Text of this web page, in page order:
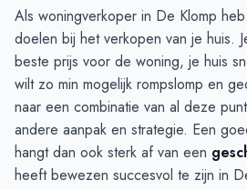
Als woningverkoper in De Klomp
doelen bij het verkopen van je huis.
beste prijs voor de woning, je huis
wilt zo min mogelijk rompslomp en
naar een combinatie van al deze
andere aanpak en strategie. Een
hangt dan ook sterk af van een
heeft bewezen succesvol te zijn in